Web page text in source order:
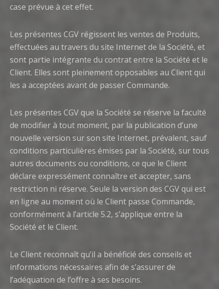
case prévue à cet effet.
Les présentes CGV régissent les ventes de Produits,
effectuées au travers du site Internet de la Société, et
sont partie intégrante du contrat entre la Société et le
Client. Elles sont pleinement opposables au Client qui
les a acceptées avant de passer Commande.
Les présentes CGV que la Société se réserve la faculté
de modifier à tout moment, par la publication d’une
nouvelle version sur son site Internet, prévalent, sauf
conditions particulières émises par la Société, sur tous
autres documents ou conditions, ce que le Client
déclare expressément connaître et accepter, sans
restriction ni réserve. Seule la version des CGV qui est
en ligne au moment où le Client passe Commande,
conformément à l’article 5.2, s’applique entre la
Société et le Client.
Le Client reconnaît qu’il a bénéficié des conseils et
informations nécessaires afin de s’assurer de
l’adéquation de l’offre à ses besoins.